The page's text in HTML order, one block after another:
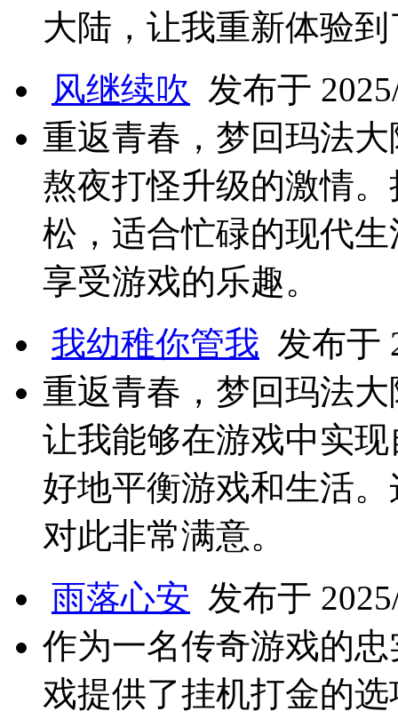
大陆，让我重新体验
风继续吹 发布于
重返青春，梦回玛法
熬夜打怪升级的激情
松，适合忙碌的现代
享受游戏的乐趣。
我幼稚你管我 发布于
重返青春，梦回玛法
让我能够在游戏中实
好地平衡游戏和生活
对此非常满意。
雨落心安 发布于
作为一名传奇游戏的
戏提供了挂机打金的